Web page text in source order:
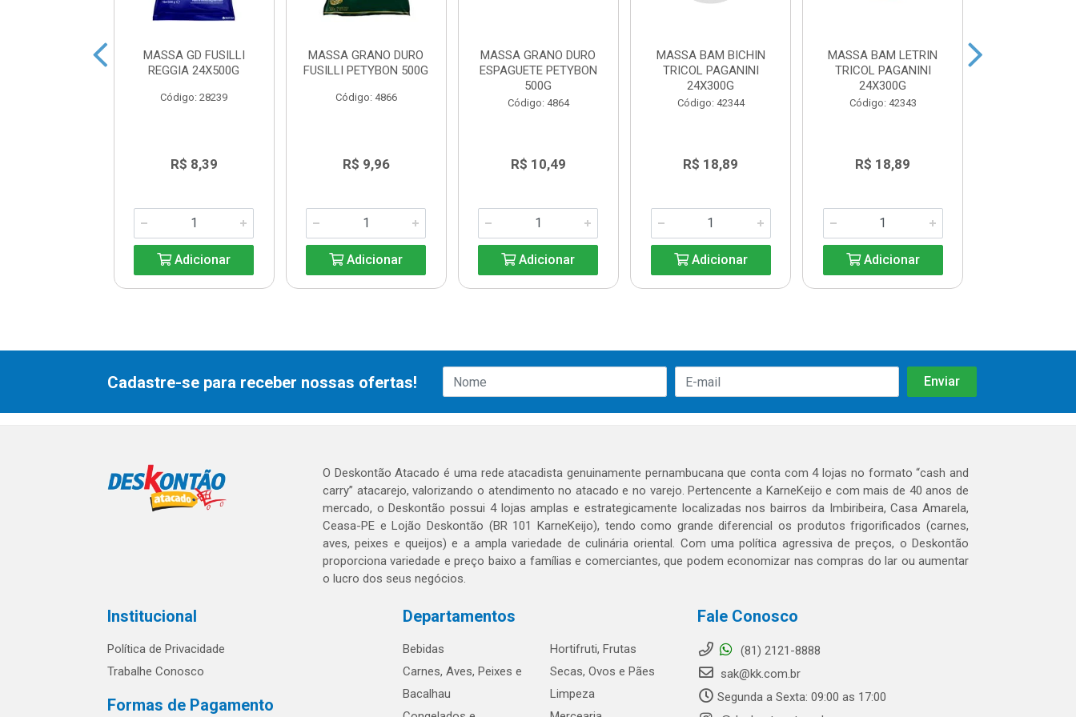
MASSA GD FUSILLI
REGGIA 24X500G
Código: 28239
R$ 8,39
Adicionar
MASSA GRANO DURO
FUSILLI PETYBON 500G
Código: 4866
R$ 9,96
Adicionar
MASSA GRANO DURO
ESPAGUETE PETYBON
500G
Código: 4864
R$ 10,49
Adicionar
MASSA BAM BICHIN
TRICOL PAGANINI
24X300G
Código: 42344
R$ 18,89
Adicionar
MASSA BAM LETRIN
TRICOL PAGANINI
24X300G
Código: 42343
R$ 18,89
Adicionar
Cadastre-se para receber nossas ofertas!
O Deskontão Atacado é uma rede atacadista genuinamente pernambucana que conta com 4 lojas no formato “cash and
carry” atacarejo, valorizando o atendimento no atacado e no varejo. Pertencente a KarneKeijo e com mais de 40 anos de
mercado, o Deskontão possui 4 lojas amplas e estrategicamente localizadas nos bairros da Imbiribeira, Casa Amarela,
Ceasa-PE e Lojão Deskontão (BR 101 KarneKeijo), tendo como grande diferencial os produtos frigorificados (carnes,
aves, peixes e queijos) e a ampla variedade de culinária oriental. Com uma política agressiva de preços, o Deskontão
proporciona variedade e preço baixo a famílias e comerciantes, que podem economizar nas compras do lar ou aumentar
o lucro dos seus negócios.
Institucional
Política de Privacidade
Trabalhe Conosco
Formas de Pagamento
Departamentos
Bebidas
Carnes, Aves, Peixes e
Bacalhau
Hortifruti, Frutas
Secas, Ovos e Pães
Limpeza
Fale Conosco
(81) 2121-8888
sak@kk.com.br
Segunda a Sexta: 09:00 as 17:00